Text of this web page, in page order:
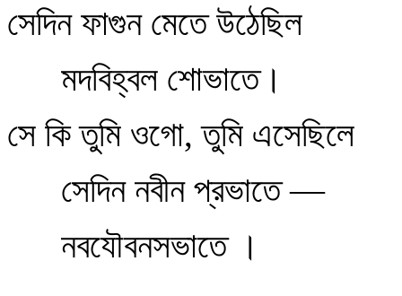
সেদিন ফাগুন মেতে উঠেছিল
মদবিহ্বল শোভাতে।
সে কি তুমি ওগো, তুমি এসেছিলে
সেদিন নবীন প্রভাতে —
নবযৌবনসভাতে ।